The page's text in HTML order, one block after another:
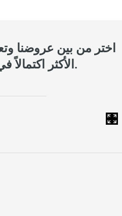
اختر من بين عروضنا
الأكثر اكتمالاً في ريفييرا مايا.